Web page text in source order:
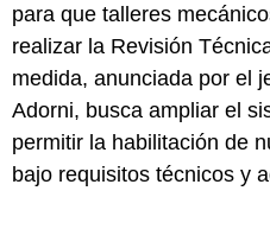
para que talleres
realizar la Revisión
medida, anunciada por el
Adorni, busca ampliar el
permitir la habilitación de
bajo requisitos técnicos y